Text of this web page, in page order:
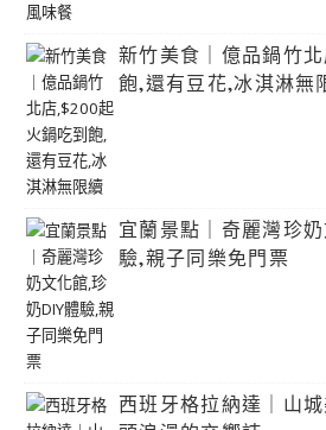
新竹美食｜億品鍋竹
飽,還有豆花,冰淇淋無
宜蘭景點｜奇麗灣珍
驗,親子同樂免門票
西班牙格拉納達｜山